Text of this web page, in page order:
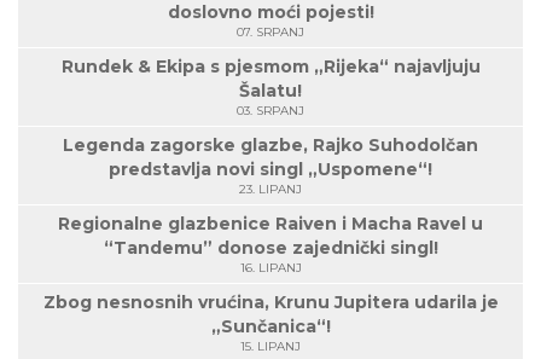
doslovno moći pojesti!
07. SRPANJ
Rundek & Ekipa s pjesmom „Rijeka“ najavljuju
Šalatu!
03. SRPANJ
Legenda zagorske glazbe, Rajko Suhodolčan
predstavlja novi singl „Uspomene“!
23. LIPANJ
Regionalne glazbenice Raiven i Macha Ravel u
“Tandemu” donose zajednički singl!
16. LIPANJ
Zbog nesnosnih vrućina, Krunu Jupitera udarila je
„Sunčanica“!
15. LIPANJ